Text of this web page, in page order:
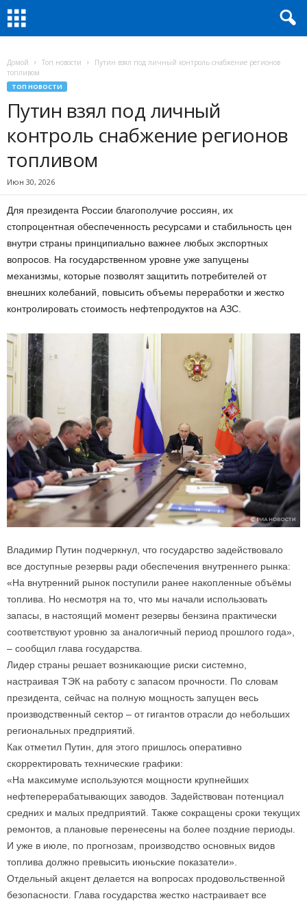
Домой Топ новости
Путин взял под личный контроль снабжение регионов
топливом
ТОП НОВОСТИ
Путин взял под личный
контроль снабжение регионов
топливом
Июн 30, 2026
Для президента России благополучие россиян, их
стопроцентная обеспеченность ресурсами и стабильность цен
внутри страны принципиально важнее любых экспортных
вопросов. На государственном уровне уже запущены
механизмы, которые позволят защитить потребителей от
внешних колебаний, повысить объемы переработки и жестко
контролировать стоимость нефтепродуктов на АЗС.
Владимир Путин подчеркнул, что государство задействовало
все доступные резервы ради обеспечения внутреннего рынка:
«На внутренний рынок поступили ранее накопленные объёмы
топлива. Но несмотря на то, что мы начали использовать
запасы, в настоящий момент резервы бензина практически
соответствуют уровню за аналогичный период прошлого года»,
– сообщил глава государства.
Лидер страны решает возникающие риски системно,
настраивая ТЭК на работу с запасом прочности. По словам
президента, сейчас на полную мощность запущен весь
производственный сектор – от гигантов отрасли до небольших
региональных предприятий.
Как отметил Путин, для этого пришлось оперативно
скорректировать технические графики:
«На максимуме используются мощности крупнейших
нефтеперерабатывающих заводов. Задействован потенциал
средних и малых предприятий. Также сокращены сроки текущих
ремонтов, а плановые перенесены на более поздние периоды.
И уже в июле, по прогнозам, производство основных видов
топлива должно превысить июньские показатели».
Отдельный акцент делается на вопросах продовольственной
безопасности. Глава государства жестко настраивает все